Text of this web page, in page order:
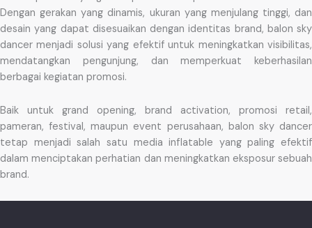
Dengan gerakan yang dinamis, ukuran yang menjulang tinggi, dan
desain yang dapat disesuaikan dengan identitas brand, balon sky
dancer menjadi solusi yang efektif untuk meningkatkan visibilitas,
mendatangkan pengunjung, dan memperkuat keberhasilan
berbagai kegiatan promosi.
Baik untuk grand opening, brand activation, promosi retail,
pameran, festival, maupun event perusahaan, balon sky dancer
tetap menjadi salah satu media inflatable yang paling efektif
dalam menciptakan perhatian dan meningkatkan eksposur sebuah
brand.